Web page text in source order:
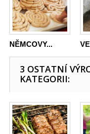
NĚMCOVY...
3 OSTATNÍ
KATEGORII: